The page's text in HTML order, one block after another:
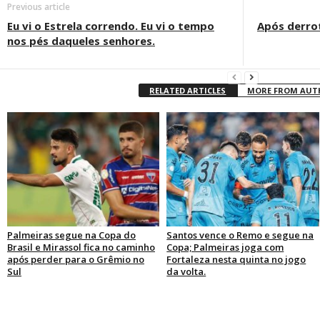
Previous article
Eu vi o Estrela correndo. Eu vi o tempo
nos pés daqueles senhores.
Após
RELATED ARTICLES MORE FROM
Palmeiras segue na Copa do
Brasil e Mirassol fica no caminho
após perder para o Grêmio no
Sul
Santos vence o Remo e segue na
Copa; Palmeiras joga com
Fortaleza nesta quinta no jogo
da volta.